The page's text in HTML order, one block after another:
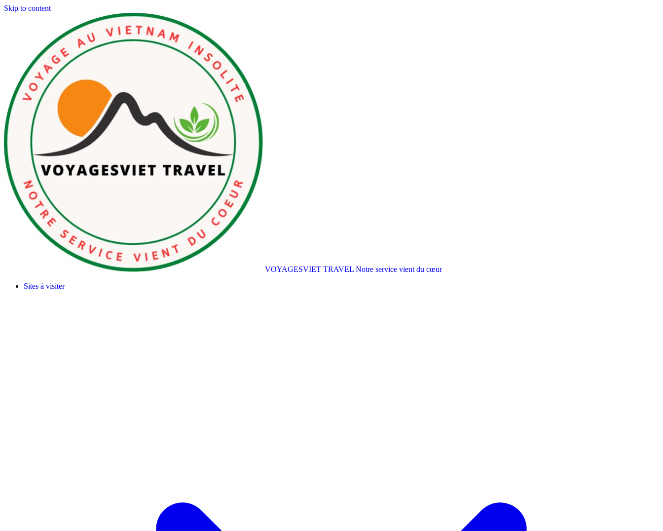
Skip to content
VOYAGESVIET TRAVEL Notre service vient du cœur
Sites à visiter